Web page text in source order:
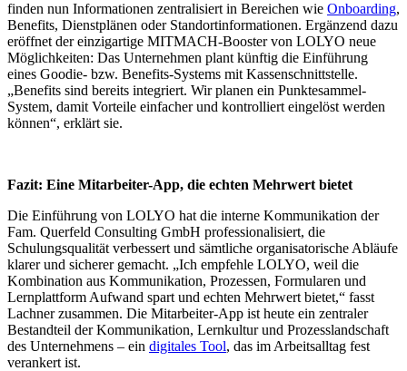
finden nun Informationen zentralisiert in Bereichen wie Onboarding,
Benefits, Dienstplänen oder Standortinformationen. Ergänzend dazu
eröffnet der einzigartige MITMACH-Booster von LOLYO neue
Möglichkeiten: Das Unternehmen plant künftig die Einführung
eines Goodie- bzw. Benefits-Systems mit Kassenschnittstelle.
„Benefits sind bereits integriert. Wir planen ein Punktesammel-
System, damit Vorteile einfacher und kontrolliert eingelöst werden
können“, erklärt sie.
Fazit: Eine Mitarbeiter-App, die echten Mehrwert bietet
Die Einführung von LOLYO hat die interne Kommunikation der
Fam. Querfeld Consulting GmbH professionalisiert, die
Schulungsqualität verbessert und sämtliche organisatorische Abläufe
klarer und sicherer gemacht. „Ich empfehle LOLYO, weil die
Kombination aus Kommunikation, Prozessen, Formularen und
Lernplattform Aufwand spart und echten Mehrwert bietet,“ fasst
Lachner zusammen. Die Mitarbeiter-App ist heute ein zentraler
Bestandteil der Kommunikation, Lernkultur und Prozesslandschaft
des Unternehmens – ein digitales Tool, das im Arbeitsalltag fest
verankert ist.